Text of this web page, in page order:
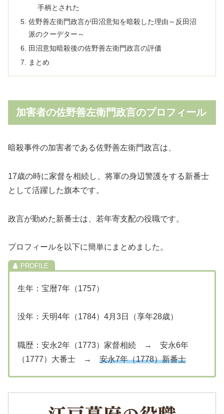
手柄とされた
佐野善左衛門政言が田沼意知を暗殺した理由～反田沼
派のクーデター～
田沼意知暗殺後の佐野善左衛門政言の評価
まとめ
加害者の佐野善左衛門政言のプロフィール
暗殺事件の加害者である佐野善左衛門政言は、
17歳の時に家督を相続し、将軍の身辺警護をする新番士
として活躍した旗本です。
政言が勤めた新番士は、若年寄支配の役職です。
プロフィールを以下に簡単にまとめました。
生年：宝暦7年（1757）
没年：天明4年（1784）4月3日（享年28歳）
職歴：安永2年（1773）家督相続 → 安永6年
（1777）大番士 → 安永7年（1778）新番士